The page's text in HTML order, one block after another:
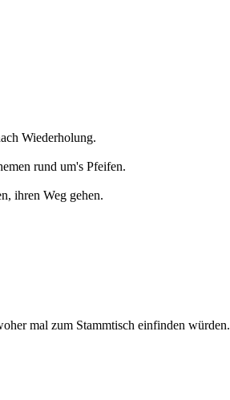
Wiederholung.
rund um's Pfeifen.
ihren Weg gehen.
mal zum Stammtisch einfinden würden.